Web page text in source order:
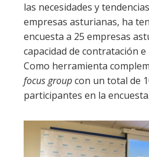
las necesidades y
empresas asturianas, ha
encuesta a 25 empresas
capacidad de contratación
Como herramienta
focus groupcon un total de
participantes en la encuesta.